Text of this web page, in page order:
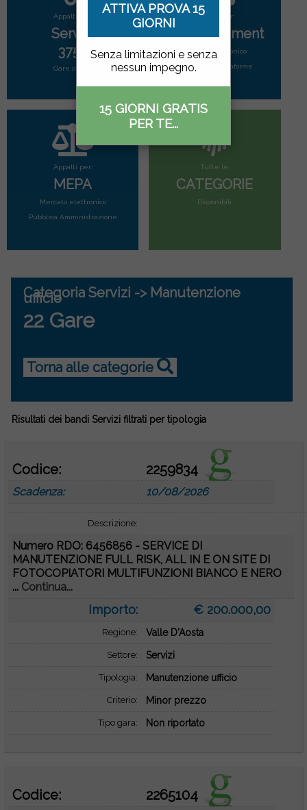
ATTIVA PROVA 15
GIORNI
Senza limitazioni e senza
nessun impegno.
15 GIORNI GRATIS
PER TE...
Appalti per:
Servizi
3752
Gare attive
Appalti per:
E-Procurement
Mercato elettonico
di tutte le piattaforme
Appalti per:
MEPA
Mercato elettronico
Pubblica Amministrazione
Tutte le:
CATEGORIE
Disponibili
Categoria Servizi -> Manutenzione
ufficio
22 Gare
Torna alle categorie
Risultati dei bandi Servizi filtrati per tipologia
Codice: 2259834
Scadenza: 10/08/2026
Descrizione:
Numero RDO: 6456856 - SERVICE DI
MANUTENZIONE FULL RISK, ALL IN E ON SITE DI
FOTOCOPIATORI MULTIFUNZIONI BIANCO E NERO
... Continua...
Importo: € 200.000,00
Regione: Valle D'Aosta
Settore: Servizi
Tipologia: Manutenzione ufficio
Criterio: Minor prezzo
Tipo gara: Non riportato
Codice: 2265104